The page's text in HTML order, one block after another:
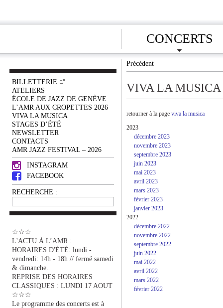
CONCERTS
BILLETTERIE
ATELIERS
ÉCOLE DE JAZZ DE GENÈVE
L’AMR AUX CROPETTES 2026
VIVA LA MUSICA
STAGES D’ÉTÉ
NEWSLETTER
CONTACTS
AMR JAZZ FESTIVAL – 2026
INSTAGRAM
FACEBOOK
RECHERCHE :
☆☆☆
L'ACTU À L’AMR :
HORAIRES D'ÉTÉ: lundi -
vendredi: 14h - 18h // fermé samedi
& dimanche.
REPRISE DES HORAIRES
CLASSIQUES : LUNDI 17 AOUT
☆☆☆
Le programme des concerts est à
Précédent
VIVA LA MUSICA
retourner à la page viva la musica
2023
décembre 2023
novembre 2023
septembre 2023
juin 2023
mai 2023
avril 2023
mars 2023
février 2023
janvier 2023
2022
décembre 2022
novembre 2022
septembre 2022
juin 2022
mai 2022
avril 2022
mars 2022
février 2022